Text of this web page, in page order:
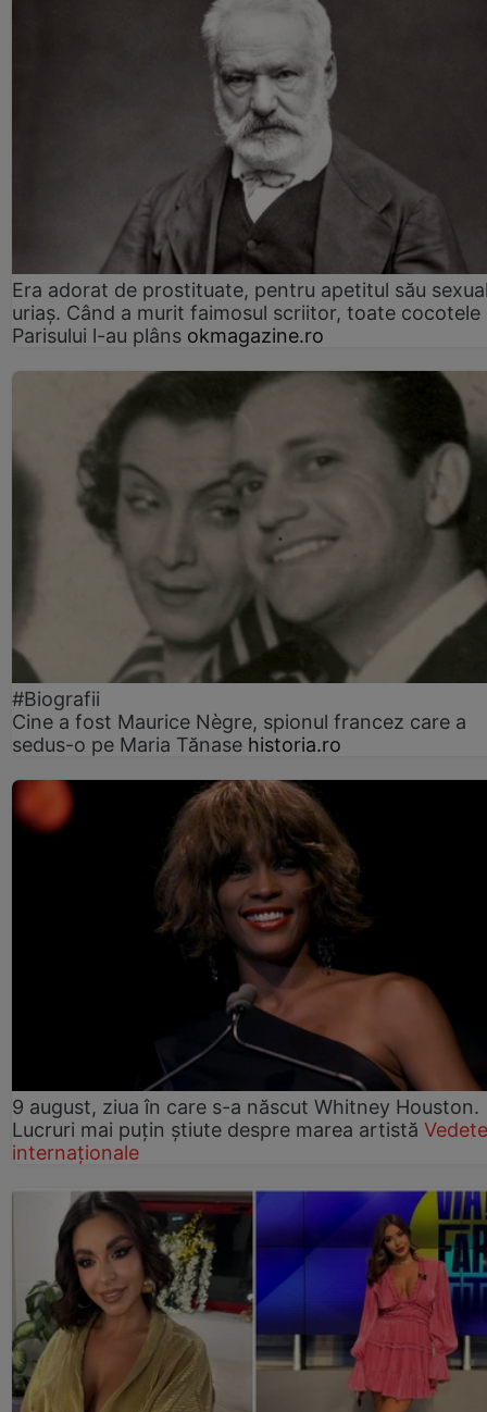
Era adorat de prostituate, pentru apetitul său
uriaș. Când a murit faimosul scriitor, toate cocotele
Parisului l-au plâns okmagazine.ro
#Biografii
Cine a fost Maurice Nègre, spionul francez care a
sedus-o pe Maria Tănase historia.ro
9 august, ziua în care s-a născut Whitney Houston.
Lucruri mai puțin știute despre marea artistă Vedete
internaționale